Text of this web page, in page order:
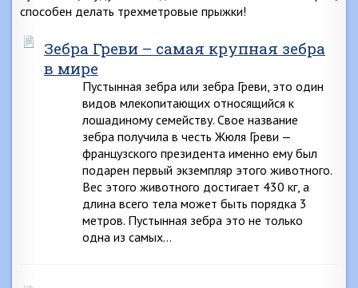
способен делать трехметровые прыжки!
Зебра Греви – самая крупная зебра
в мире
Пустынная зебра или зебра Греви, это один
видов млекопитающих относящийся к
лошадиному семейству. Свое название
зебра получила в честь Жюля Греви —
французского президента именно ему был
подарен первый экземпляр этого животного.
Вес этого животного достигает 430 кг, а
длина всего тела может быть порядка 3
метров. Пустынная зебра это не только
одна из самых…